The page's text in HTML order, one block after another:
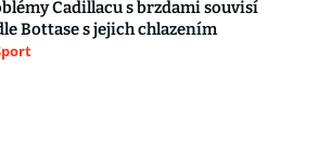
Cadillacu s brzdami souvisí
Bottase s jejich chlazením